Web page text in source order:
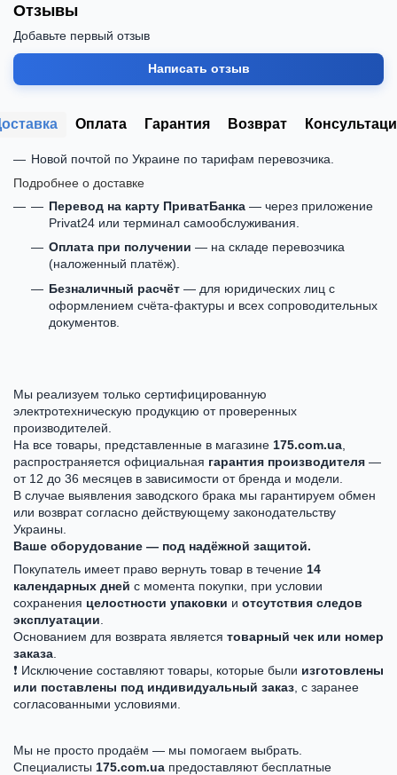
Отзывы
Добавьте первый отзыв
Написать отзыв
Оплата Гарантия Возврат
Новой почтой по Украине по тарифам перевозчика.
Подробнее о доставке
Перевод на карту ПриватБанка — через приложение
Privat24 или терминал самообслуживания.
Оплата при получении — на складе перевозчика
(наложенный платёж).
Безналичный расчёт — для юридических лиц с
оформлением счёта-фактуры и всех сопроводительных
документов.
Мы реализуем только сертифицированную
электротехническую продукцию от проверенных
производителей.
На все товары, представленные в магазине 175.com.ua
распространяется официальная гарантия производителя —
от 12 до 36 месяцев в зависимости от бренда и модели.
В случае выявления заводского брака мы гарантируем обмен
или возврат согласно действующему законодательству
Украины.
Ваше оборудование — под надёжной защитой.
Покупатель имеет право вернуть товар в течение 14
календарных дней с момента покупки, при условии
сохранения целостности упаковки и отсутствия следов
эксплуатации
Основанием для возврата является товарный чек или номер
заказа
❗ Исключение составляют товары, которые были изготовлены
или поставлены под индивидуальный заказ , с заранее
согласованными условиями.
Мы не просто продаём — мы помогаем выбрать.
Специалисты 175.com.ua предоставляют бесплатные